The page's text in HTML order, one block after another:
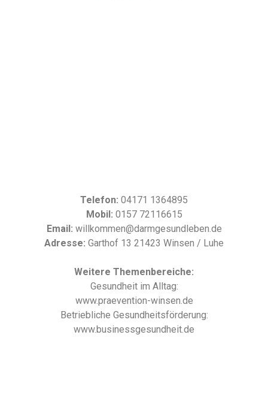
Telefon: 04171 1364895
Mobil: 0157 72116615
Email: willkommen@darmgesundleben.de
Adresse: Garthof 13 21423 Winsen / Luhe
Weitere Themenbereiche:
Gesundheit im Alltag:
www.praevention-winsen.de
Betriebliche Gesundheitsförderung:
www.businessgesundheit.de